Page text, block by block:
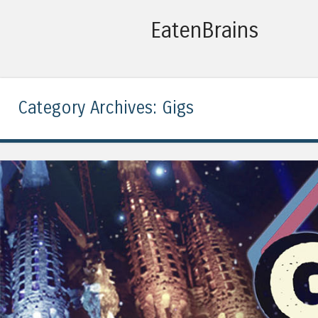
EatenBrains
Category Archives: Gigs